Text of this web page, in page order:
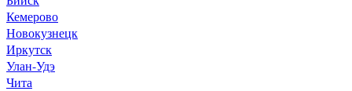
Кемерово
Новокузнецк
Иркутск
Улан-Удэ
Чита